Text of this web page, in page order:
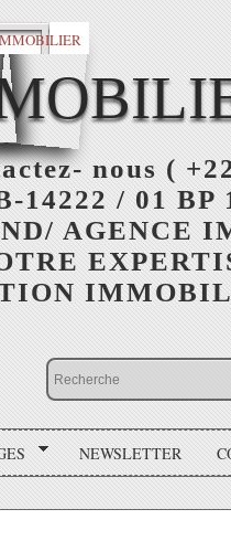
nous (
14222 / 01 BP
AGENCE
NEWSLETTER